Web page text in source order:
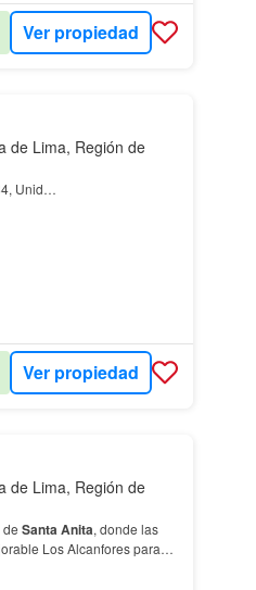
Ver propiedad
de Lima, Región de
Unid…
Ver propiedad
de Lima, Región de
de SantaAnita, donde las
Los Alcanfores para